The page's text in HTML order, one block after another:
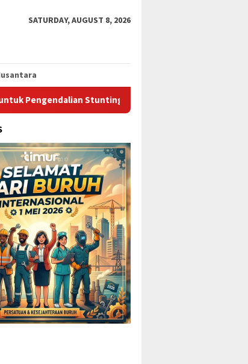
SATURDAY, AUGUST 8, 2026
Stunting di Kota Bontang